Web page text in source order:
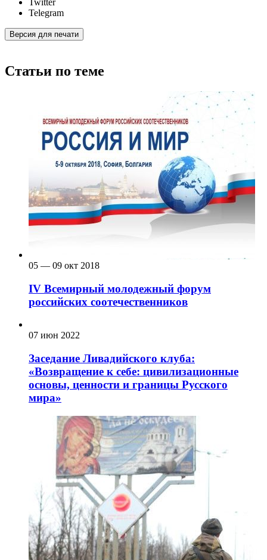
Twitter
Telegram
Версия для печати
Статьи по теме
05 — 09 окт 2018
IV Всемирный молодежный форум
российских соотечественников
07 июн 2022
Заседание Ливадийского клуба:
«Возвращение к себе: цивилизационные
основы, ценности и границы Русского
мира»